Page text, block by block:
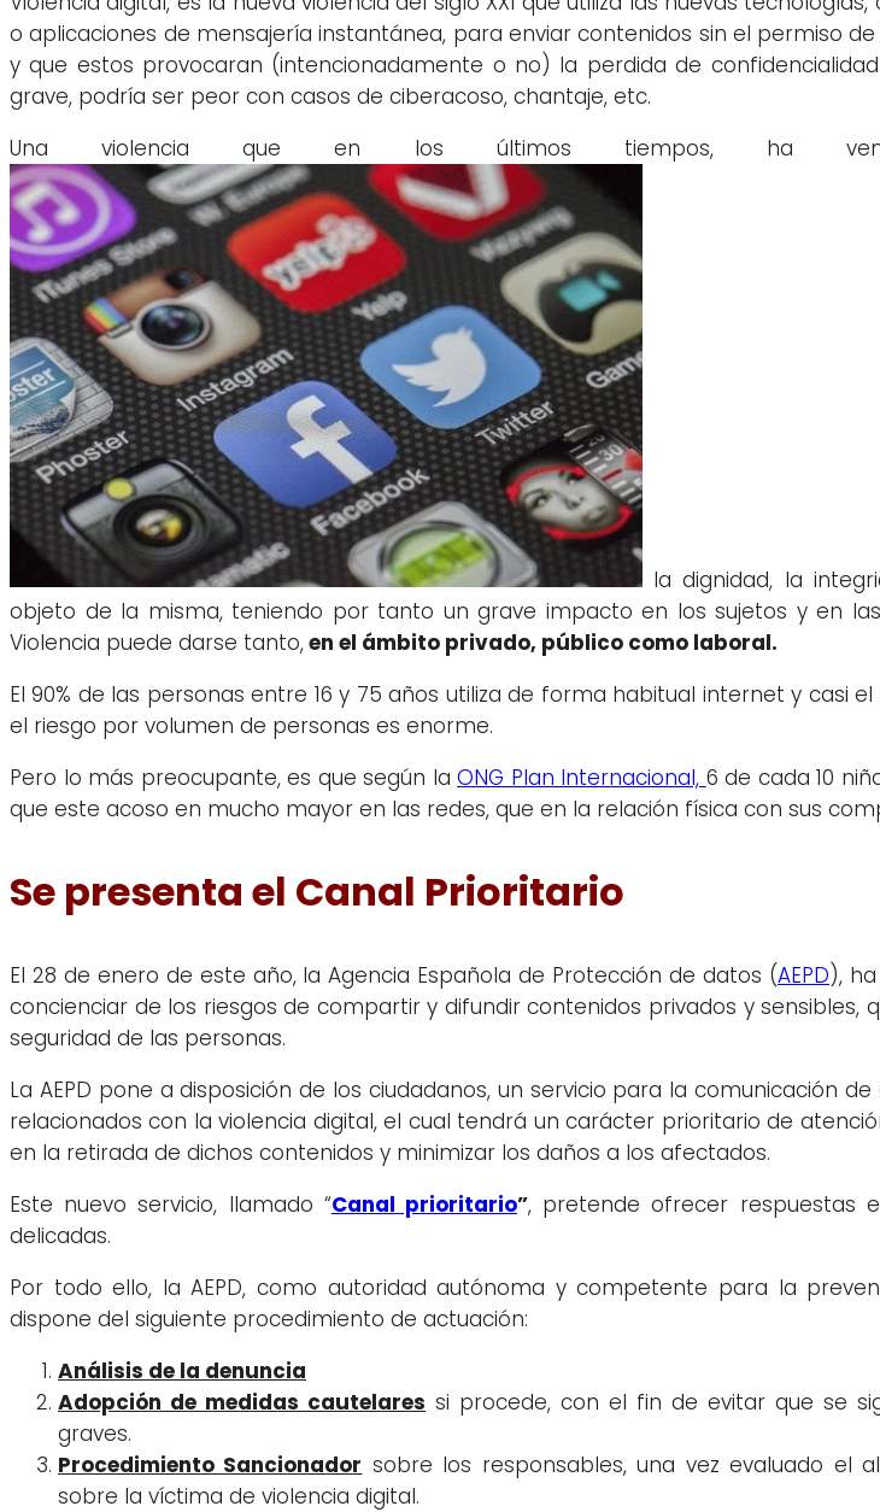
o aplicaciones de mensajería instantánea, para enviar contenidos sin el permiso
y que estos provocaran (intencionadamente o no) la perdida de
grave, podría ser peor con casos de ciberacoso, chantaje, etc.
Una violencia que en los últimos tiempos, ha
la dignidad, la
objeto de la misma, teniendo por tanto un grave impacto en los sujetos y en
Violencia puede darse tanto,en el ámbito privado, público como laboral.
El 90% de las personas entre 16 y 75 años utiliza de forma habitual internet y casi
el riesgo por volumen de personas es enorme.
Pero lo más preocupante, es que según laONG Plan Internacional, 6 de cada 10
que este acoso en mucho mayor en las redes, que en la relación física con sus
Se presenta el Canal Prioritario
El 28 de enero de este año, la Agencia Española de Protección de datos (AEPD),
concienciar de los riesgos de compartir y difundir contenidos privados y sensibles,
seguridad de las personas.
La AEPD pone a disposición de los ciudadanos, un servicio para la comunicación
relacionados con la violencia digital, el cual tendrá un carácter prioritario de
en la retirada de dichos contenidos y minimizar los daños a los afectados.
Este nuevo servicio, llamado “Canal prioritario”, pretende ofrecer respuestas
delicadas.
Por todo ello, la AEPD, como autoridad autónoma y competente para la
dispone del siguiente procedimiento de actuación:
Análisis de la denuncia
Adopción de medidas cautelares si procede, con el fin de evitar que se
graves.
Procedimiento Sancionador sobre los responsables, una vez evaluado el
sobre la víctima de violencia digital.